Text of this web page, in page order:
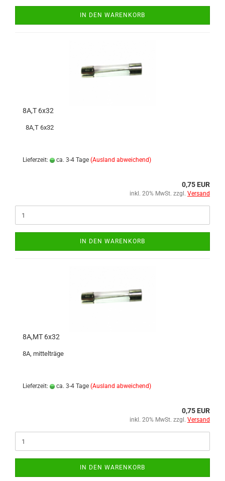
IN DEN WARENKORB
8A,T 6x32
8A,T 6x32
Lieferzeit: ca. 3-4 Tage (Ausland abweichend)
0,75 EUR
inkl. 20% MwSt. zzgl. Versand
IN DEN WARENKORB
8A,MT 6x32
8A, mittelträge
Lieferzeit: ca. 3-4 Tage (Ausland abweichend)
0,75 EUR
inkl. 20% MwSt. zzgl. Versand
IN DEN WARENKORB